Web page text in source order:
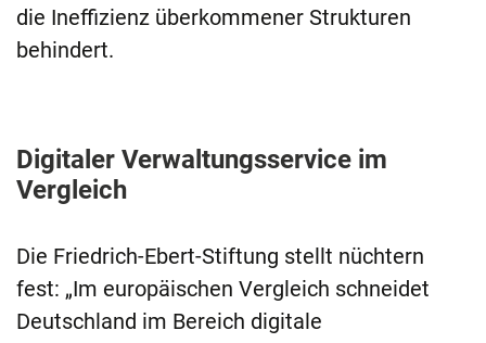
die Ineffizienz überkommener Strukturen
behindert.
Digitaler Verwaltungsservice im
Vergleich
Die Friedrich-Ebert-Stiftung stellt nüchtern
fest: „Im europäischen Vergleich schneidet
Deutschland im Bereich digitale